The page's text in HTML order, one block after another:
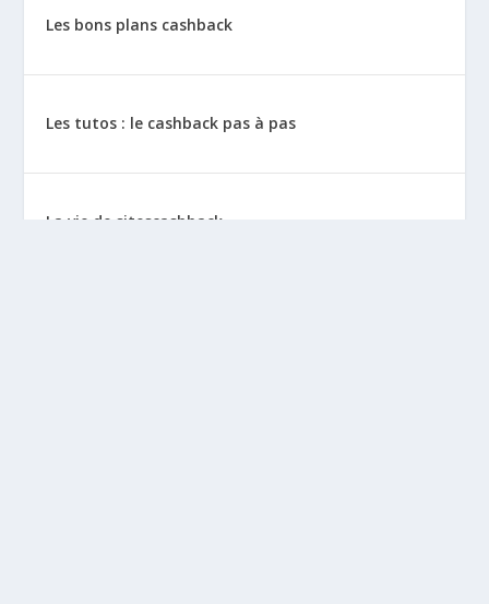
Les bons plans cashback
Les tutos : le cashback pas à pas
La vie de sitescashback